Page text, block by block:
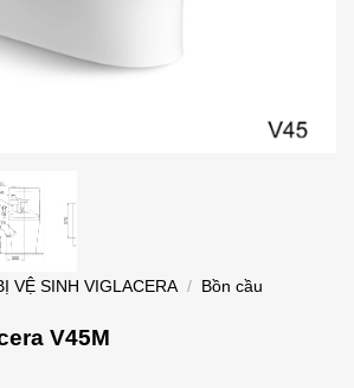
VỆ SINH VIGLACERA /
Bồn cầu
V45M